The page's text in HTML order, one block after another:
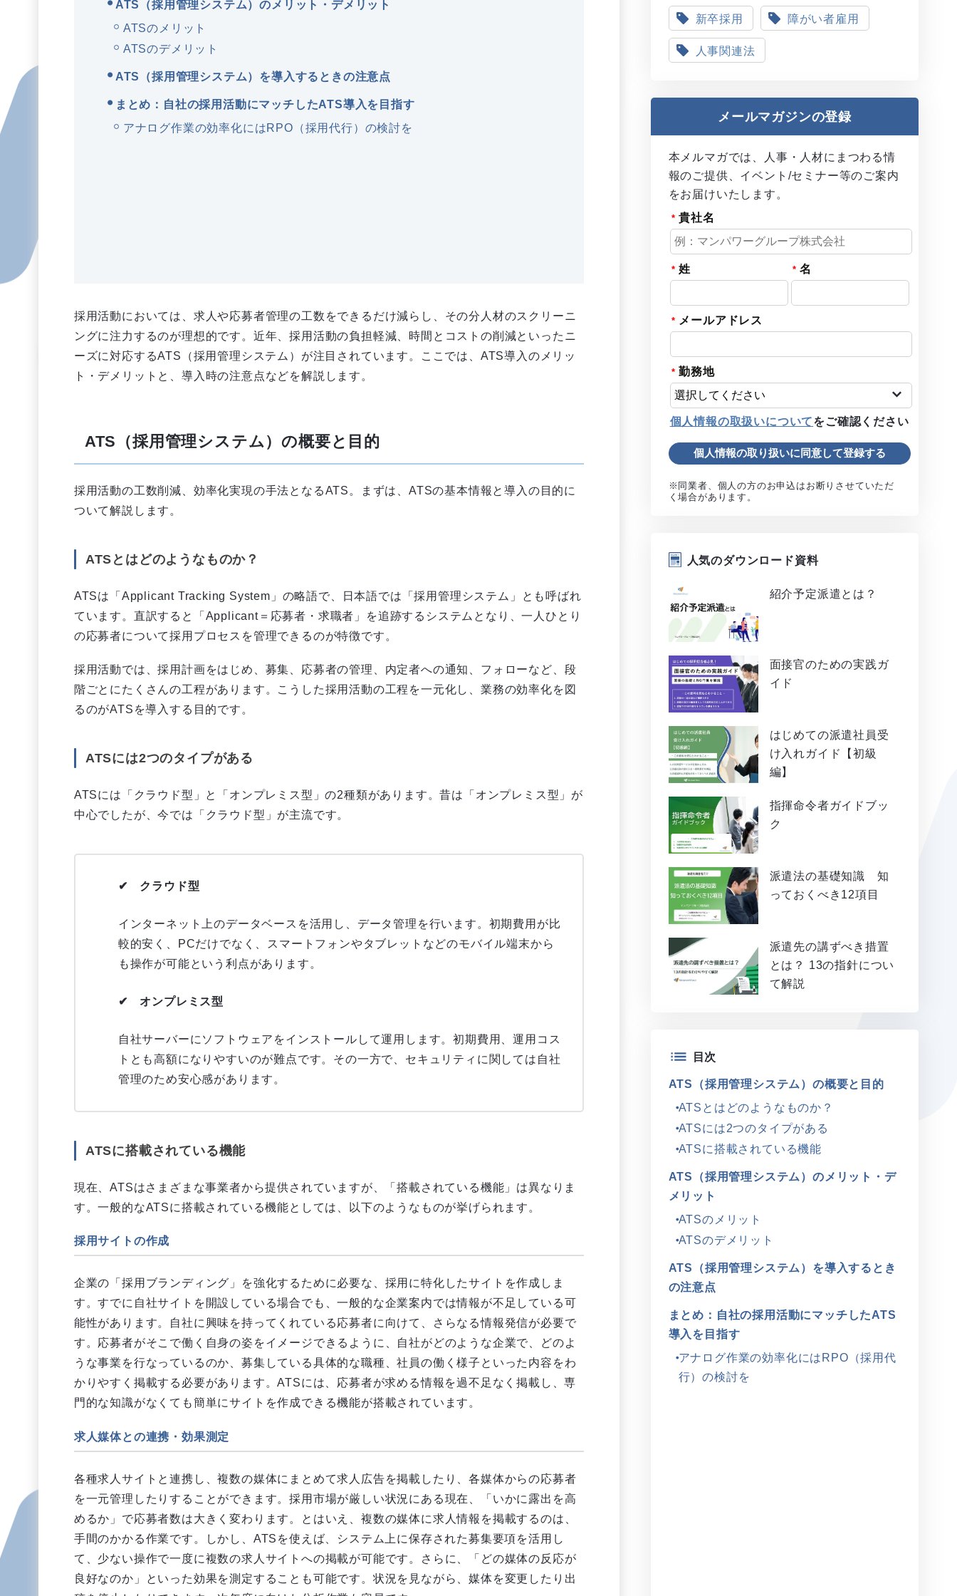
ATS（採用管理システム）のメリット・デメリット
ATSのメリット
ATSのデメリット
ATS（採用管理システム）を導入するときの注意点
まとめ：自社の採用活動にマッチしたATS導入を目指す
アナログ作業の効率化にはRPO（採用代行）の検討を
採用活動においては、求人や応募者管理の工数をできるだけ減らし、その分人材のスクリーニ
ングに注力するのが理想的です。近年、採用活動の負担軽減、時間とコストの削減といったニ
ーズに対応するATS（採用管理システム）が注目されています。ここでは、ATS導入のメリッ
ト・デメリットと、導入時の注意点などを解説します。
ATS（採用管理システム）の概要と目的
採用活動の工数削減、効率化実現の手法となるATS。まずは、ATSの基本情報と導入の目的に
ついて解説します。
ATSとはどのようなものか？
ATSは「Applicant Tracking System」の略語で、日本語では「採用管理システム」とも呼ばれ
ています。直訳すると「Applicant＝応募者・求職者」を追跡するシステムとなり、一人ひとり
の応募者について採用プロセスを管理できるのが特徴です。
採用活動では、採用計画をはじめ、募集、応募者の管理、内定者への通知、フォローなど、段
階ごとにたくさんの工程があります。こうした採用活動の工程を一元化し、業務の効率化を図
るのがATSを導入する目的です。
ATSには2つのタイプがある
ATSには「クラウド型」と「オンプレミス型」の2種類があります。昔は「オンプレミス型」が
中心でしたが、今では「クラウド型」が主流です。
✔ クラウド型
インターネット上のデータベースを活用し、データ管理を行います。初期費用が比
較的安く、PCだけでなく、スマートフォンやタブレットなどのモバイル端末から
も操作が可能という利点があります。
✔ オンプレミス型
自社サーバーにソフトウェアをインストールして運用します。初期費用、運用コス
トとも高額になりやすいのが難点です。その一方で、セキュリティに関しては自社
管理のため安心感があります。
ATSに搭載されている機能
現在、ATSはさまざまな事業者から提供されていますが、「搭載されている機能」は異なりま
す。一般的なATSに搭載されている機能としては、以下のようなものが挙げられます。
採用サイトの作成
企業の「採用ブランディング」を強化するために必要な、採用に特化したサイトを作成しま
す。すでに自社サイトを開設している場合でも、一般的な企業案内では情報が不足している可
能性があります。自社に興味を持ってくれている応募者に向けて、さらなる情報発信が必要で
す。応募者がそこで働く自身の姿をイメージできるように、自社がどのような企業で、どのよ
うな事業を行なっているのか、募集している具体的な職種、社員の働く様子といった内容をわ
かりやすく掲載する必要があります。ATSには、応募者が求める情報を過不足なく掲載し、専
門的な知識がなくても簡単にサイトを作成できる機能が搭載されています。
求人媒体との連携・効果測定
各種求人サイトと連携し、複数の媒体にまとめて求人広告を掲載したり、各媒体からの応募者
を一元管理したりすることができます。採用市場が厳しい状況にある現在、「いかに露出を高
めるか」で応募者数は大きく変わります。とはいえ、複数の媒体に求人情報を掲載するのは、
手間のかかる作業です。しかし、ATSを使えば、システム上に保存された募集要項を活用し
て、少ない操作で一度に複数の求人サイトへの掲載が可能です。さらに、「どの媒体の反応が
良好なのか」といった効果を測定することも可能です。状況を見ながら、媒体を変更したり出
新卒採用 障がい者雇用
人事関連法
メールマガジンの登録
本メルマガでは、人事・人材にまつわる情
報のご提供、イベント/セミナー等のご案内
をお届けいたします。
貴社名
姓 名
メールアドレス
勤務地
個人情報の取扱いについてをご確認ください
※同業者、個人の方のお申込はお断りさせていただ
く場合があります。
人気のダウンロード資料
紹介予定派遣とは？
面接官のための実践ガ
イド
はじめての派遣社員受
け入れガイド【初級
編】
指揮命令者ガイドブッ
ク
派遣法の基礎知識 知
っておくべき12項目
派遣先の講ずべき措置
とは？ 13の指針につい
て解説
目次
ATS（採用管理システム）の概要と目的
ATSとはどのようなものか？
ATSには2つのタイプがある
ATSに搭載されている機能
ATS（採用管理システム）のメリット・デ
メリット
ATSのメリット
ATSのデメリット
ATS（採用管理システム）を導入するとき
の注意点
まとめ：自社の採用活動にマッチしたATS
導入を目指す
アナログ作業の効率化にはRPO（採用代
行）の検討を